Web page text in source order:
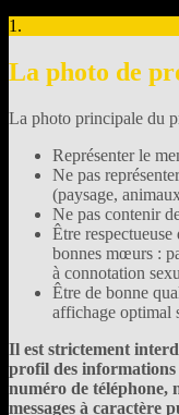
1.
La photo de
La photo principale du
Représenter le
Ne pas
(paysage,
Ne pas contenir
Être
bonnes mœurs :
à connotation
Être de bonne
affichage optimal
Il est strictement
profil des informations
numéro de téléphone,
messages à caractère